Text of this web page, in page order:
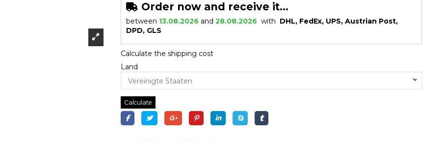
Order now and receive it...
between 13.08.2026 and 28.08.2026 with DHL, FedEx, UPS, Austrian Post,
DPD, GLS
Calculate the shipping cost
Land
Calculate